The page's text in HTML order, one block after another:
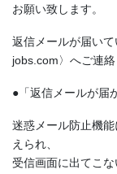
お願い致します。
返信メールが届い
jobs.com〉へご連絡
●「返信メールが届
迷惑メール防止機
えられ、
受信画面に出てこ